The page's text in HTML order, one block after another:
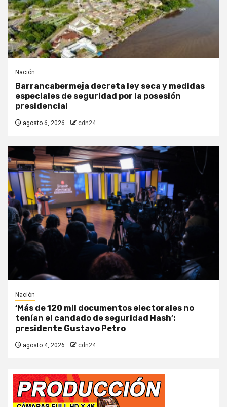
Nación
Barrancabermeja decreta ley seca y medidas
especiales de seguridad por la posesión
presidencial
agosto 6, 2026 cdn24
Nación
‘Más de 120 mil documentos electorales no
tenían el candado de seguridad Hash’:
presidente Gustavo Petro
agosto 4, 2026 cdn24